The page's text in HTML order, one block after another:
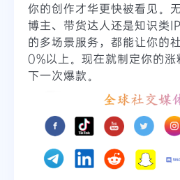
你的创作才华更快被看见。
博主、带货达人还是知识类
的多场景服务，都能让你的
0%以上。现在就制定你的
下一次爆款。